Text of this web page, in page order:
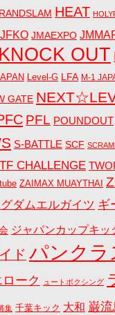
HEAT
JFKO JMAEXPO
KNOCK OUT
Level-G LFA M-1
GATE
PFL POUNDOUT
S-BATTLE SCF
CHALLENGE
ZAIMAX MUAYTHAI
ダムエルガイツ ギ
ジャパンカップキッ
ド パンクラ
ローク ュートボクシング
集 千葉キック 大和 巌流